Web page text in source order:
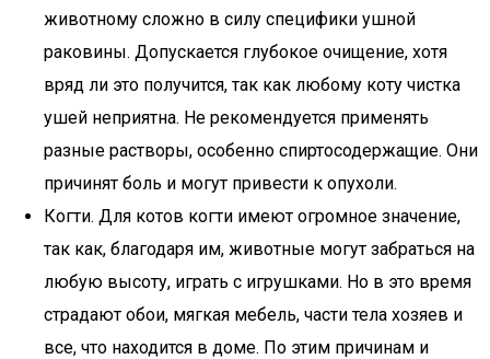
животному сложно в силу специфики ушной
раковины. Допускается глубокое очищение, хотя
вряд ли это получится, так как любому коту чистка
ушей неприятна. Не рекомендуется применять
разные растворы, особенно спиртосодержащие. Они
причинят боль и могут привести к опухоли.
Когти. Для котов когти имеют огромное значение,
так как, благодаря им, животные могут забраться на
любую высоту, играть с игрушками. Но в это время
страдают обои, мягкая мебель, части тела хозяев и
все, что находится в доме. По этим причинам и